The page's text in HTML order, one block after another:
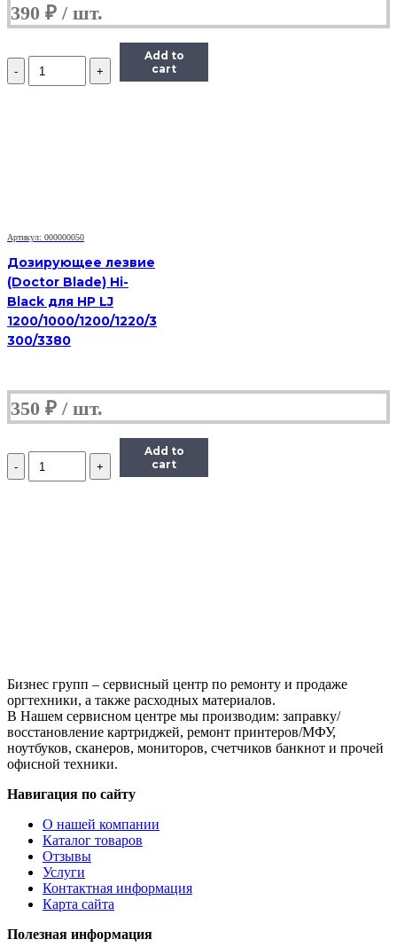
390 ₽
Количество
Дозирующее
Add to
cart
Артикул: 000000050
Дозирующее лезвие
(Doctor Blade) Hi-
Black для HP LJ
1200/1000/1200/1220/3
300/3380
350 ₽
Количество
Дозирующее
Add to
cart
Бизнес групп – сервисный центр по ремонту и продаже
оргтехники, а также расходных материалов.
В Нашем сервисном центре мы производим: заправку/
восстановление картриджей, ремонт принтеров/МФУ,
ноутбуков, сканеров, мониторов, счетчиков банкнот и прочей
офисной техники.
Навигация по сайту
О нашей компании
Каталог товаров
Отзывы
Услуги
Контактная информация
Карта сайта
Полезная информация